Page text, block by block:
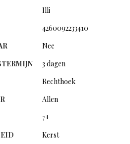
Illi
4260092233410
Nee
3 dagen
Rechthoek
Allen
7+
Kerst